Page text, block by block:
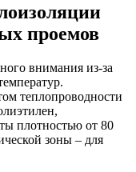
проемов
внимания из-за
теплопроводности
плотностью от 80
зоны – для